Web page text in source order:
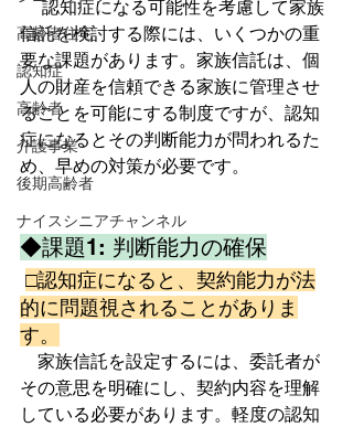
高齢者住宅
認知症
高齢者
介護事業
後期高齢者
ナイスシニアチャンネル
認知症になる可能性を考慮して家族
信託を検討する際には、いくつかの重
要な課題があります。家族信託は、個
人の財産を信頼できる家族に管理させ
ることを可能にする制度ですが、認知
症になるとその判断能力が問われるた
め、早めの対策が必要です。
◆課題1: 判断能力の確保
□認知症になると、契約能力が法
的に問題視されることがありま
す。
家族信託を設定するには、委託者が
その意思を明確にし、契約内容を理解
している必要があります。軽度の認知